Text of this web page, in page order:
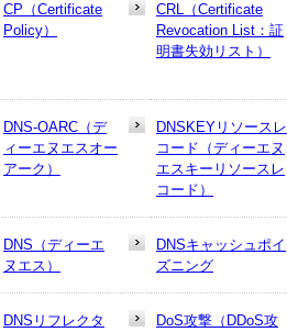
CP（Certificate
Policy）
CRL（Certificate
Revocation List：証
明書失効リスト）
DNS-OARC（デ
ィーエヌエスオー
アーク）
DNSKEYリソースレ
コード（ディーエヌ
エスキーリソースレ
コード）
DNS（ディーエ
ヌエス）
DNSキャッシュポイ
ズニング
DNSリフレクタ
DoS攻撃（DDoS攻